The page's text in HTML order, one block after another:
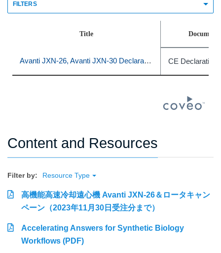
FILTERS
Title Document
Avanti JXN-26, Avanti JXN-30 Declaration of Conformity CE Declaration
Content and Resources
Filter by: Resource Type
高機能高速冷却遠心機 Avanti JXN-26＆ロータキャン
ペーン（2023年11月30日受注分まで）
Accelerating Answers for Synthetic Biology
Workflows (PDF)